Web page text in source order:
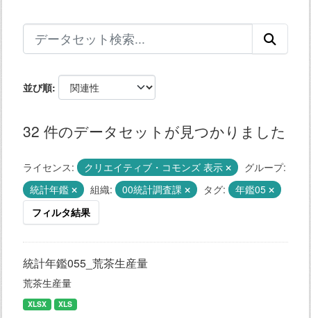
並び順
32 件のデータセットが見つかりました
ライセンス: クリエイティブ・コモンズ 表示
グループ:
統計年鑑
組織: 00統計調査課 タグ:
年鑑05
フィルタ結果
統計年鑑055_荒茶生産量
荒茶生産量
XLSX XLS